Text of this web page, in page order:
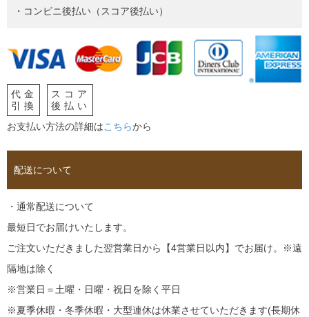
・コンビニ後払い（スコア後払い）
代金
引換
スコア
後払い
お支払い方法の詳細はこちらから
配送について
・通常配送について
最短日でお届けいたします。
ご注文いただきました翌営業日から【4営業日以内】でお届け。※遠
隔地は除く
※営業日＝土曜・日曜・祝日を除く平日
※夏季休暇・冬季休暇・大型連休は休業させていただきます(長期休